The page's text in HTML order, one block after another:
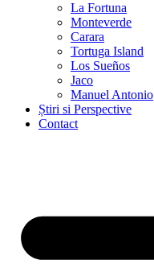
La Fortuna
Monteverde
Carara
Tortuga Island
Los Sueños
Jaco
Manuel Antonio
Știri si Perspective
Contact